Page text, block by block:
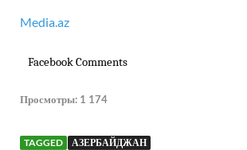
Media.az
Facebook Comments
Просмотры: 1 174
TAGGED
АЗЕРБАЙДЖАН